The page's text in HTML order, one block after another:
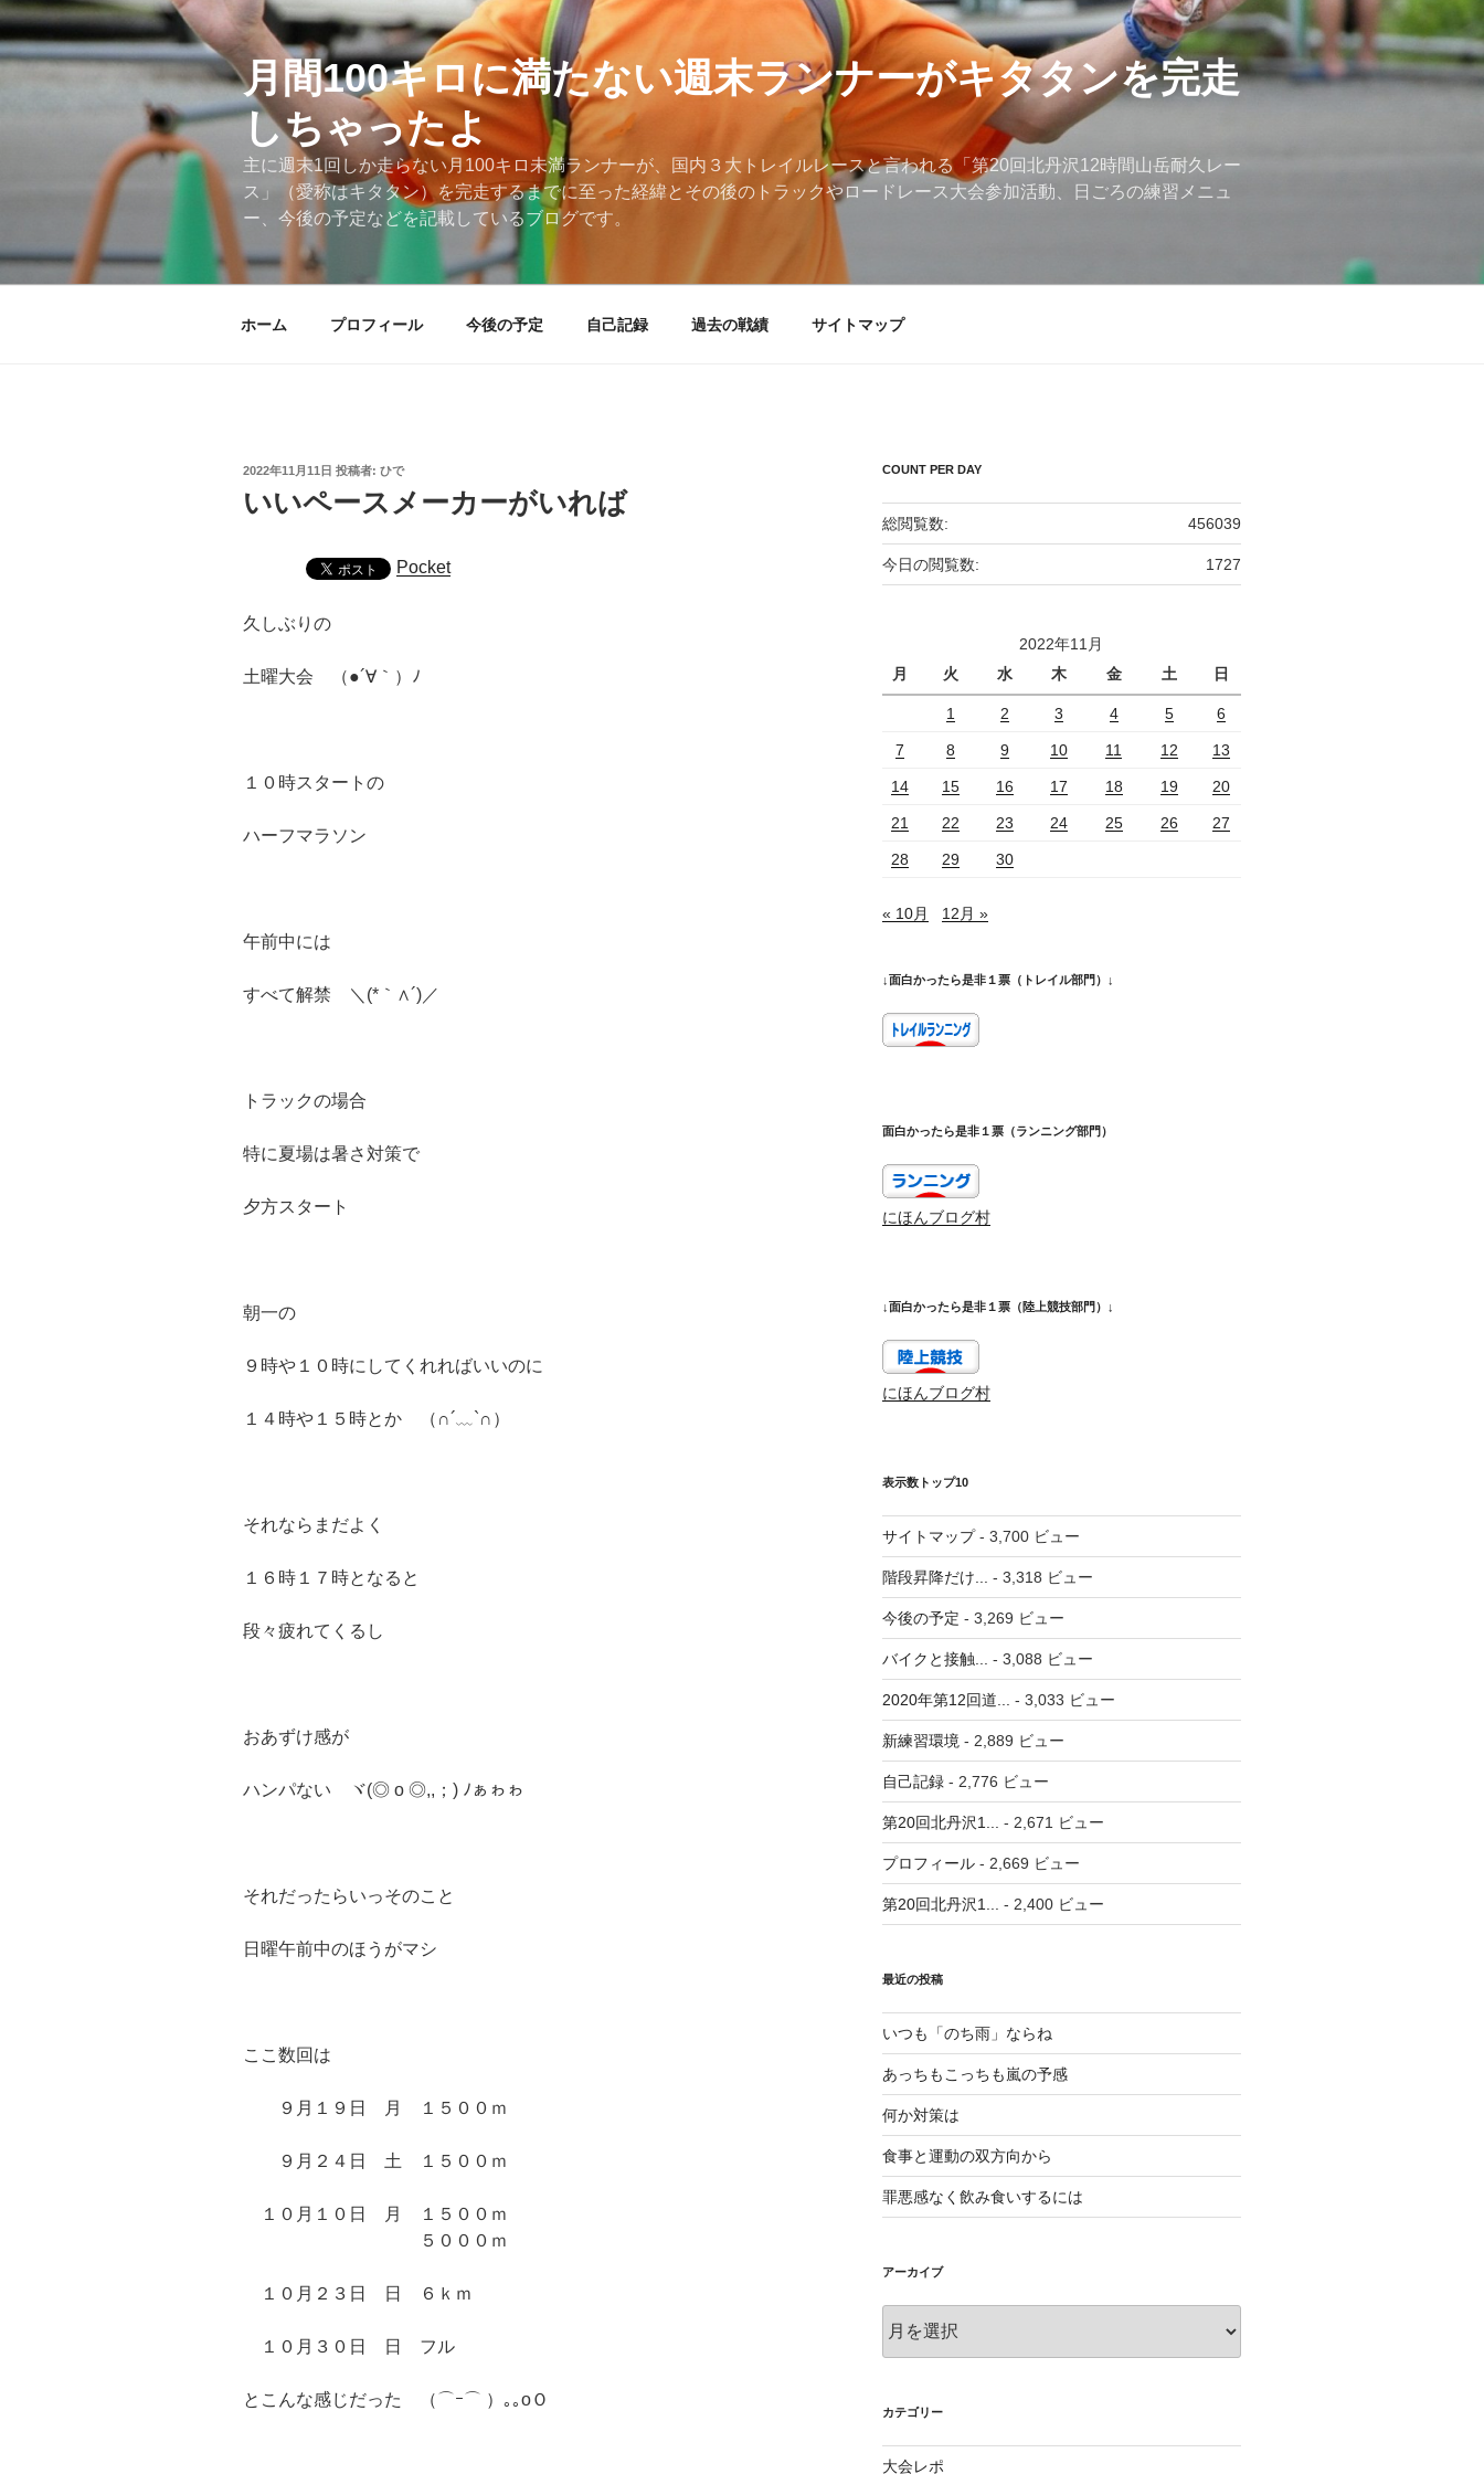
コ
ン
テ
プ
月間100キロに満たない週末ランナーがキタタンを完走
しちゃったよ
主に週末1回しか走らない月100キロ未満ランナーが、国内３大トレイルレースと言われる「第20回北丹沢12時間山岳耐久レー
ス」（愛称はキタタン）を完走するまでに至った経緯とその後のトラックやロードレース大会参加活動、日ごろの練習メニュ
ー、今後の予定などを記載しているブログです。
ホーム プロフィール 今後の予定 自己記録 過去の戦績 サイトマップ
投
日:
2022年11月11日 投稿者: ひで
いいペースメーカーがいれば
Pocket
久しぶりの
土曜大会 （●´∀｀）ﾉ
１０時スタートの
ハーフマラソン
午前中には
すべて解禁 ＼(*｀∧´)／
トラックの場合
特に夏場は暑さ対策で
夕方スタート
朝一の
９時や１０時にしてくれればいいのに
１４時や１５時とか （∩´﹏`∩）
それならまだよく
１６時１７時となると
段々疲れてくるし
おあずけ感が
ハンパない ヾ(◎ o ◎,,；) ﾉぁゎゎ
それだったらいっそのこと
日曜午前中のほうがマシ
ここ数回は
９月１９日 月 １５００ｍ
９月２４日 土 １５００ｍ
１０月１０日 月 １５００ｍ
５０００ｍ
１０月２３日 日 ６ｋｍ
１０月３０日 日 フル
とこんな感じだった （⌒ｰ⌒ ）｡｡oＯ
COUNT PER DAY
456039
総閲覧数:
1727
今日の閲覧数:
2022年11月
月
火 水 木 金 土 日
1 2 3 4 5 6
7 8 9 10 11 12 13
14 15 16 17 18 19 20
21 22 23 24 25 26 27
28 29 30
« 10月 12月 »
↓面白かったら是非１票（トレイル部門）↓
面白かったら是非１票（ランニング部門）
にほんブログ村
↓面白かったら是非１票（陸上競技部門）↓
にほんブログ村
表示数トップ10
サイトマップ- 3,700 ビュー
階段昇降だけ... - 3,318 ビュー
今後の予定 - 3,269 ビュー
バイクと接触... - 3,088 ビュー
2020年第12回道... - 3,033 ビュー
新練習環境 - 2,889 ビュー
自己記録- 2,776 ビュー
第20回北丹沢1... - 2,671 ビュー
プロフィール- 2,669 ビュー
第20回北丹沢1... - 2,400 ビュー
最近の投稿
いつも「のち雨」ならね
あっちもこっちも嵐の予感
何か対策は
食事と運動の双方向から
罪悪感なく飲み食いするには
アーカイブ
ー
ブ
カテゴリー
大会レポ